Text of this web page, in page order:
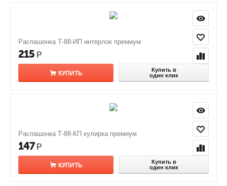
Распашонка Т-88-ИП интерлок премиум
215 Р
КУПИТЬ
Купить в
один клик
Распашонка Т-88-КП кулирка премиум
147 Р
КУПИТЬ
Купить в
один клик